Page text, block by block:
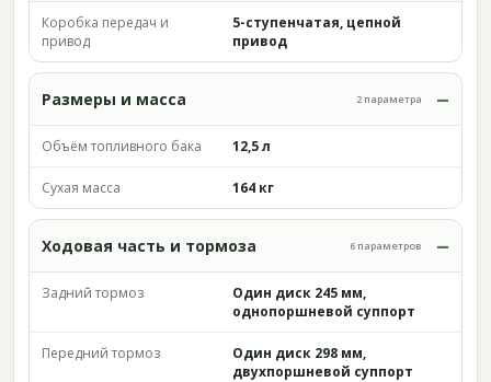
Коробка передач и
привод
5-ступенчатая, цепной
привод
Размеры и масса 2 параметра
Объём топливного бака 12,5 л
Сухая масса 164 кг
Ходовая часть и тормоза 6 параметров
Задний тормоз
Один диск 245 мм,
однопоршневой суппорт
Передний тормоз
Один диск 298 мм,
двухпоршневой суппорт